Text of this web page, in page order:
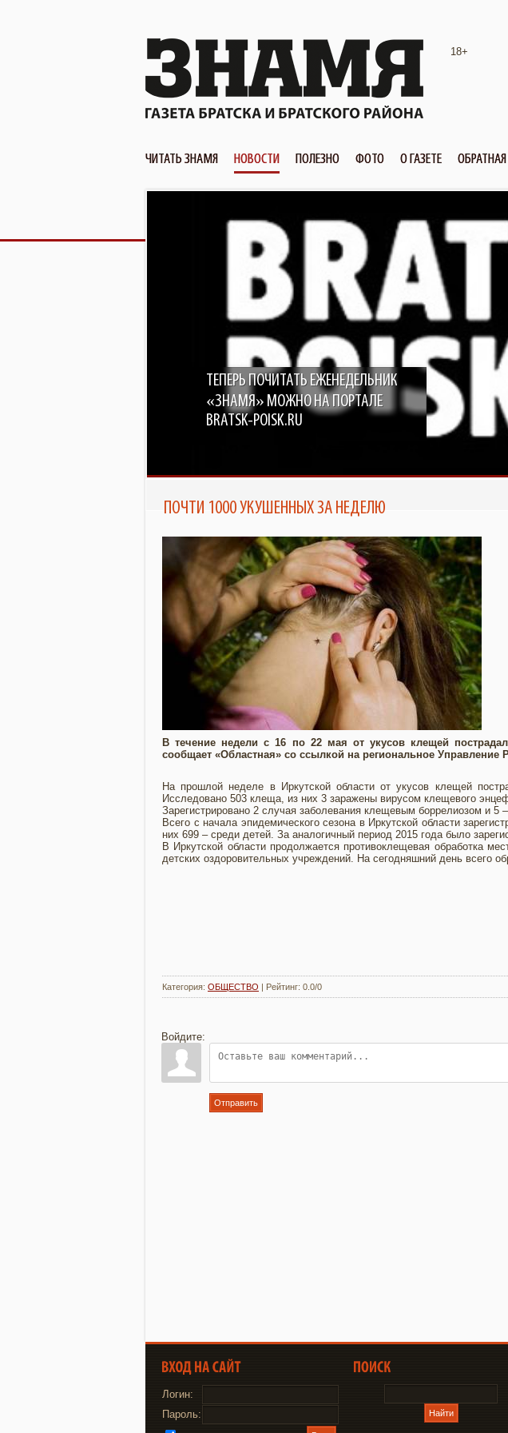
18+
ЧИТАТЬ ЗНАМЯ НОВОСТИ ПОЛЕЗНО ФОТО О ГАЗЕТЕ
ТЕПЕРЬ ПОЧИТАТЬ ЕЖЕНЕДЕЛЬНИК
«ЗНАМЯ» МОЖНО НА ПОРТАЛЕ
BRATSK-POISK.RU
ПОЧТИ 1000 УКУШЕННЫХ ЗА НЕДЕЛЮ
В течение недели с 16 по 22 мая от укусов клещей
сообщает «Областная» со ссылкой на региональное Управление
На прошлой неделе в Иркутской области от укусов клещей
Исследовано 503 клеща, из них 3 заражены вирусом клещевого
Зарегистрировано 2 случая заболевания клещевым боррелиозом и 5
Всего с начала эпидемического сезона в Иркутской области
них 699 – среди детей. За аналогичный период 2015 года было
В Иркутской области продолжается противоклещевая обработка
детских оздоровительных учреждений. На сегодняшний день всего
Категория: ОБЩЕСТВО | Рейтинг: 0.0/0
Войдите:
Отправить
Логин:
Пароль: